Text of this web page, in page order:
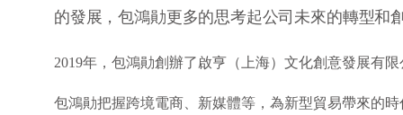
的發展，包鴻勛更多的思考起公司未來的轉型和
2019年，包鴻勛創辦了啟亨（上海）文化創意發展有
包鴻勛把握跨境電商、新媒體等，為新型貿易帶來的